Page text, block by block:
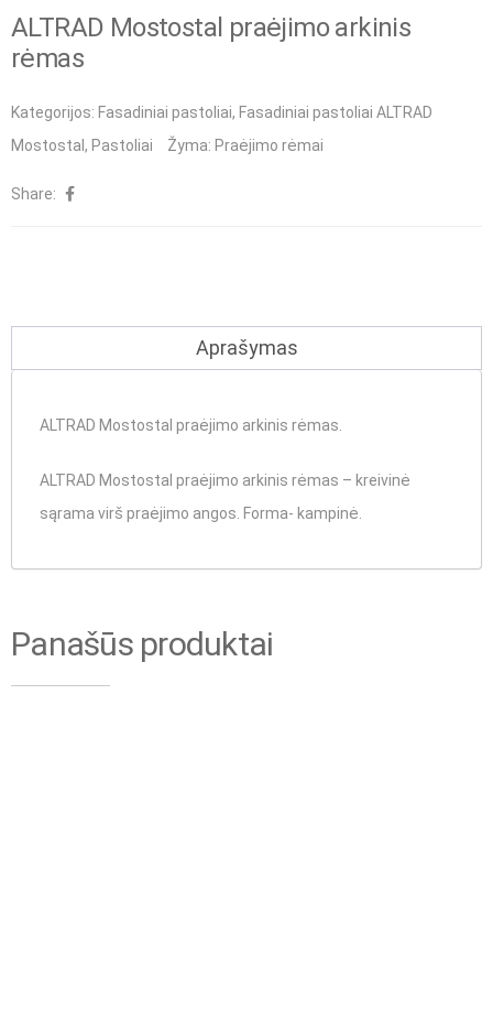
ALTRAD Mostostal praėjimo arkinis
rėmas
Kategorijos: Fasadiniai pastoliai, Fasadiniai pastoliai ALTRAD
Mostostal , Pastoliai Žyma: Praėjimo rėmai
Share:
Aprašymas
ALTRAD Mostostal praėjimo arkinis rėmas.
ALTRAD Mostostal praėjimo arkinis rėmas – kreivinė
sąrama virš praėjimo angos. Forma- kampinė.
Panašūs produktai